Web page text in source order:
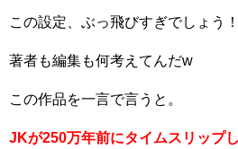
この設定、ぶっ飛びすぎでしょう！
著者も編集も何考えてんだw
この作品を一言で言うと。
JKが250万年前にタイムスリップ